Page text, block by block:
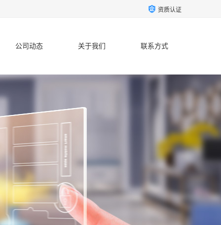
资质认证
公司动态 关于我们 联系方式